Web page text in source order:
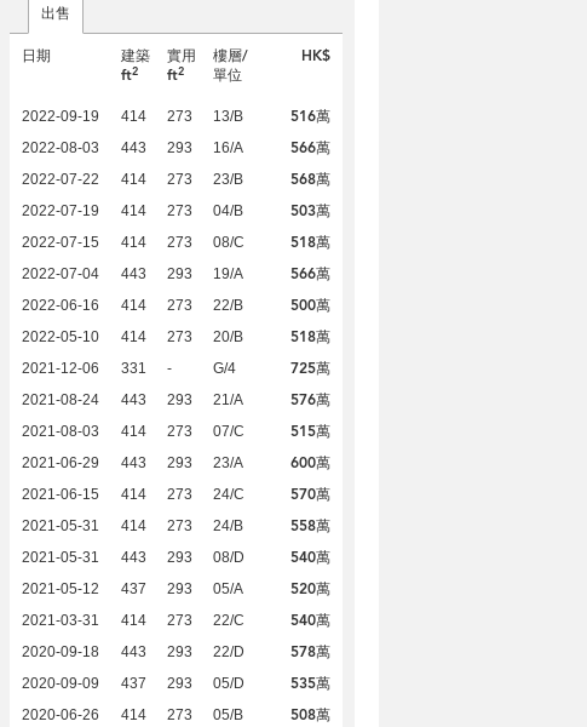
出售
日期
建築
ft2
實用
ft2
樓層/
單位
HK$
2022-09-19 414 273 13/B 516萬
2022-08-03 443 293 16/A 566萬
2022-07-22 414 273 23/B 568萬
2022-07-19 414 273 04/B 503萬
2022-07-15 414 273 08/C 518萬
2022-07-04 443 293 19/A 566萬
2022-06-16 414 273 22/B 500萬
2022-05-10 414 273 20/B 518萬
2021-12-06 331 - G/4 725萬
2021-08-24 443 293 21/A 576萬
2021-08-03 414 273 07/C 515萬
2021-06-29 443 293 23/A 600萬
2021-06-15 414 273 24/C 570萬
2021-05-31 414 273 24/B 558萬
2021-05-31 443 293 08/D 540萬
2021-05-12 437 293 05/A 520萬
2021-03-31 414 273 22/C 540萬
2020-09-18 443 293 22/D 578萬
2020-09-09 437 293 05/D 535萬
2020-06-26 414 273 05/B 508萬